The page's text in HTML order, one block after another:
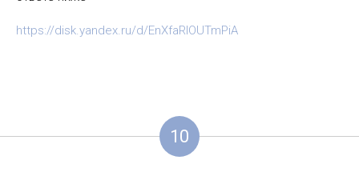
https://disk.yandex.ru/d/EnXfaRIOUTmPiA
10